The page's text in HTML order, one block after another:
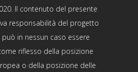
Il contenuto del presente
responsabilità del progetto
può in nessun caso essere
riflesso della posizione
o della posizione delle